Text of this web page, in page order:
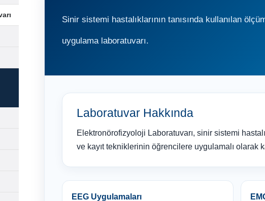
Sinir sistemi hastalıklarının tanısında kullanılan
uygulama laboratuvarı.
Laboratuvar Hakkında
Elektronörofizyoloji Laboratuvarı, sinir sistemi
ve kayıt tekniklerinin öğrencilere uygulamalı olarak
EEG Uygulamaları